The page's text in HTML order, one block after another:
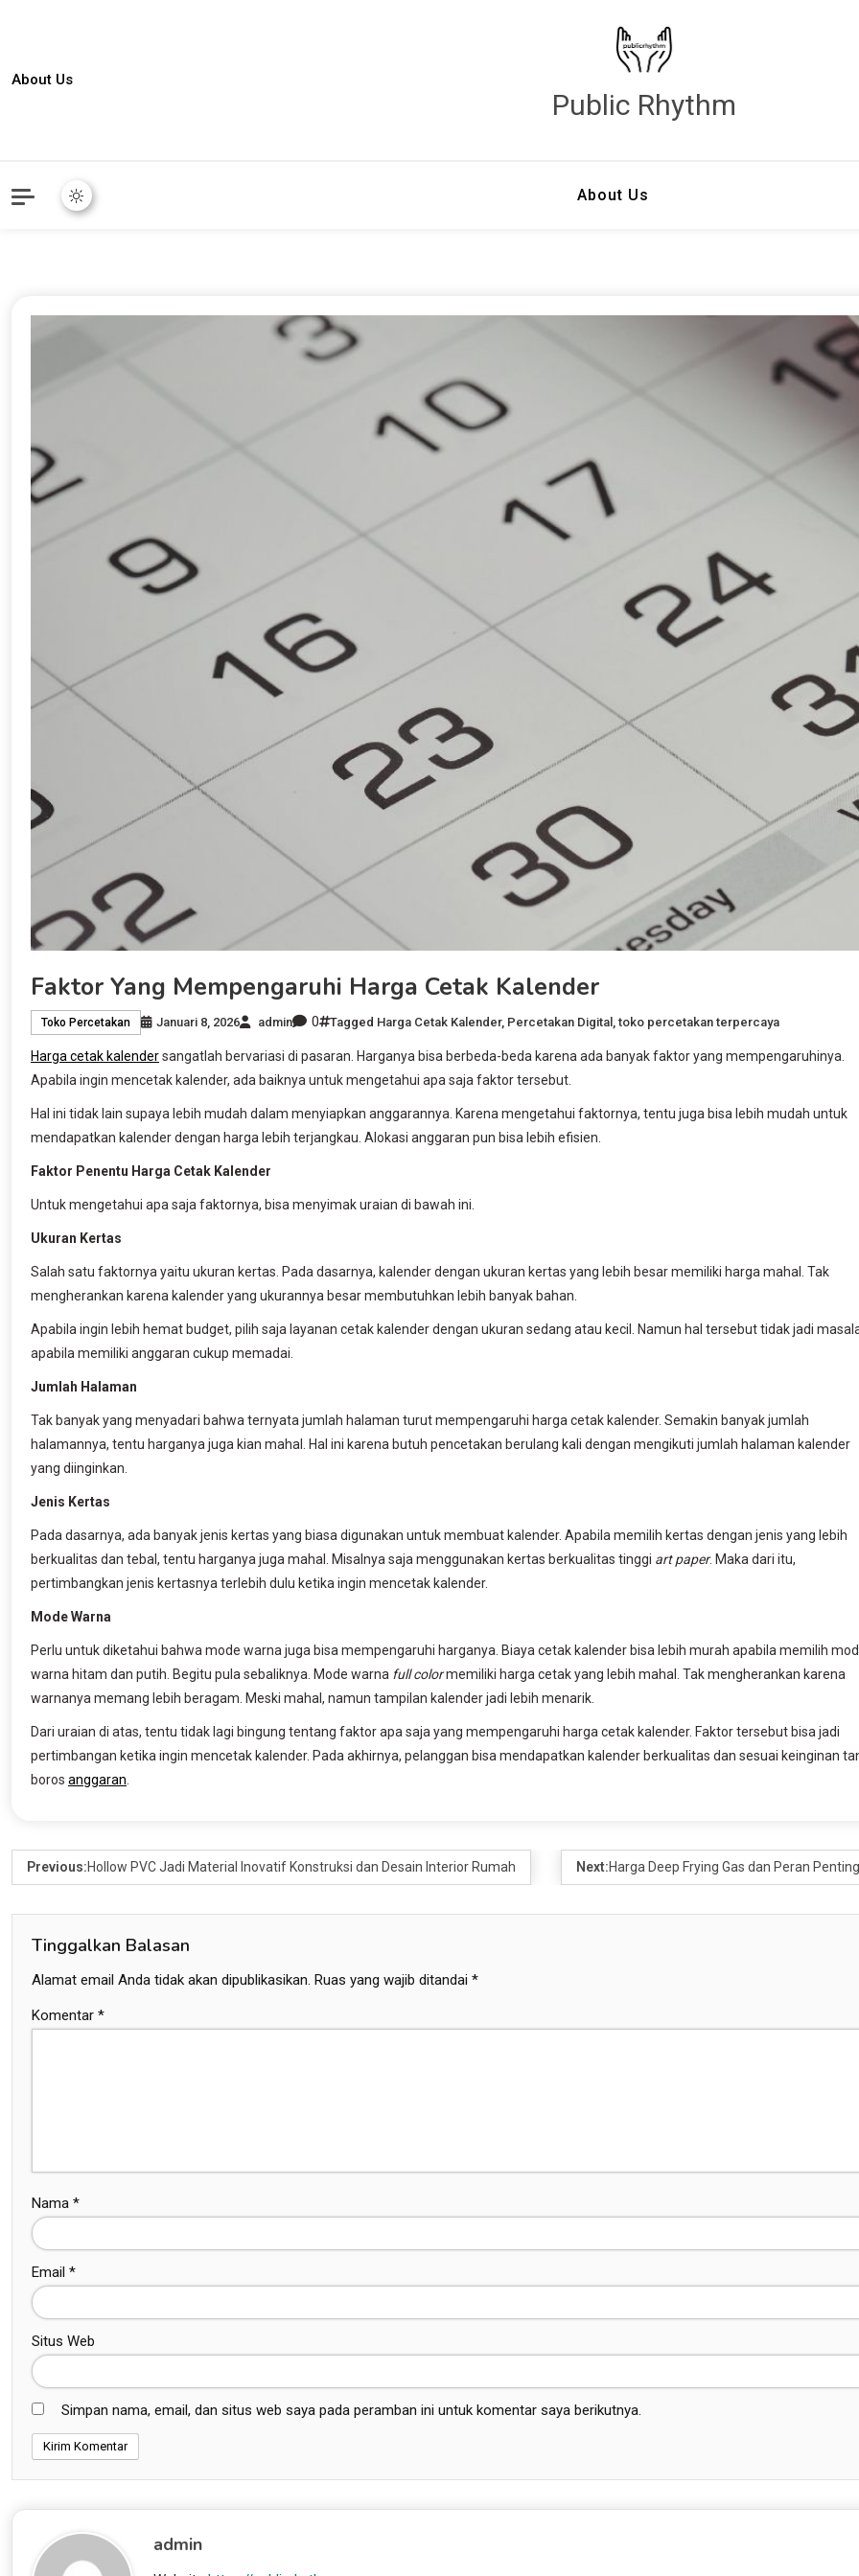
About Us
Public Rhythm
About Us
Faktor Yang Mempengaruhi Harga Cetak Kalender
Toko Percetakan Januari 8, 2026 admin 0 Tagged Harga Cetak Kalender, Percetakan Digital ,toko percetakan terpercaya
Harga cetak kalendersangatlah bervariasi di pasaran. Harganya bisa berbeda-beda karena ada banyak faktor yang mempengaruhinya.
Apabila ingin mencetak kalender, ada baiknya untuk mengetahui apa saja faktor tersebut.
Hal ini tidak lain supaya lebih mudah dalam menyiapkan anggarannya. Karena mengetahui faktornya, tentu juga bisa lebih mudah untuk
mendapatkan kalender dengan harga lebih terjangkau. Alokasi anggaran pun bisa lebih efisien.
Faktor Penentu Harga Cetak Kalender
Untuk mengetahui apa saja faktornya, bisa menyimak uraian di bawah ini.
Ukuran Kertas
Salah satu faktornya yaitu ukuran kertas. Pada dasarnya, kalender dengan ukuran kertas yang lebih besar memiliki harga mahal. Tak
mengherankan karena kalender yang ukurannya besar membutuhkan lebih banyak bahan.
Apabila ingin lebih hemat budget, pilih saja layanan cetak kalender dengan ukuran sedang atau kecil. Namun hal tersebut tidak jadi
apabila memiliki anggaran cukup memadai.
Jumlah Halaman
Tak banyak yang menyadari bahwa ternyata jumlah halaman turut mempengaruhi harga cetak kalender. Semakin banyak jumlah
halamannya, tentu harganya juga kian mahal. Hal ini karena butuh pencetakan berulang kali dengan mengikuti jumlah halaman kalender
yang diinginkan.
Jenis Kertas
Pada dasarnya, ada banyak jenis kertas yang biasa digunakan untuk membuat kalender. Apabila memilih kertas dengan jenis yang lebih
berkualitas dan tebal, tentu harganya juga mahal. Misalnya saja menggunakan kertas berkualitas tinggi art paper. Maka dari itu,
pertimbangkan jenis kertasnya terlebih dulu ketika ingin mencetak kalender.
Mode Warna
Perlu untuk diketahui bahwa mode warna juga bisa mempengaruhi harganya. Biaya cetak kalender bisa lebih murah apabila memilih
warna hitam dan putih. Begitu pula sebaliknya. Mode warna full colormemiliki harga cetak yang lebih mahal. Tak mengherankan karena
warnanya memang lebih beragam. Meski mahal, namun tampilan kalender jadi lebih menarik.
Dari uraian di atas, tentu tidak lagi bingung tentang faktor apa saja yang mempengaruhi harga cetak kalender. Faktor tersebut bisa jadi
pertimbangan ketika ingin mencetak kalender. Pada akhirnya, pelanggan bisa mendapatkan kalender berkualitas dan sesuai keinginan
boros anggaran.
Previous:Hollow PVC Jadi Material Inovatif Konstruksi dan Desain Interior Rumah Next:Harga Deep Frying Gas dan Peran
Tinggalkan Balasan
Alamat email Anda tidak akan dipublikasikan. Ruas yang wajib ditandai *
Komentar *
Nama *
Email *
Situs Web
Simpan nama, email, dan situs web saya pada peramban ini untuk komentar saya berikutnya.
admin